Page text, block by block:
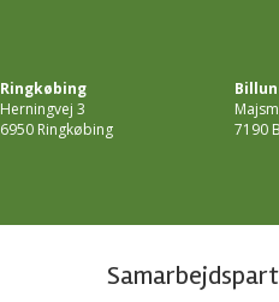
Ringkøbing
Herningvej 3
6950 Ringkøbing
7190